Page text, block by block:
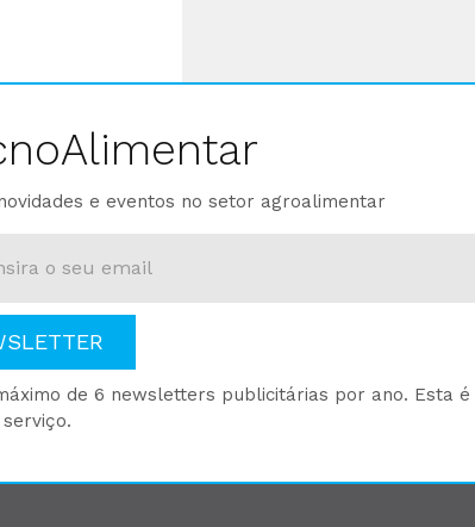
e eventos no setor agroalimentar
de 6 newsletters publicitárias por ano. Esta